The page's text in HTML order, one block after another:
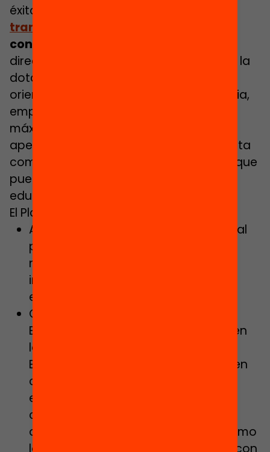
éxito educativo. La agenda
transformar el sistema educati
concreta algunas medidas
dirección, como por ejemplo aumentar la
dotación de los departamentos de
orientación de los centros de secundaria,
empezando por los institutos de alta y
máxima complejidad, o garantizar la
apertura de los centros educativos hasta
como mínimo las seis de la tarda para que
puedan acoger actividades de apoyo
educativo y aulas de estudio asistido.
El Plan de Gobierno prevé:
Aumentar las dotaciones de personal
para reducir ratios, atender las
necesidades de complejidad e
inclusión, y solucionar déficits
estructurales.
Continuar el despliegue de la Ley de
Educación de Cataluña, incidiendo en
la implementación del Servicio de
Educación de Cataluña, que tenga en
cuenta las necesidades de
escolarización y los niveles de
complejidad, con una gestión
descentralizada y autónoma, así como